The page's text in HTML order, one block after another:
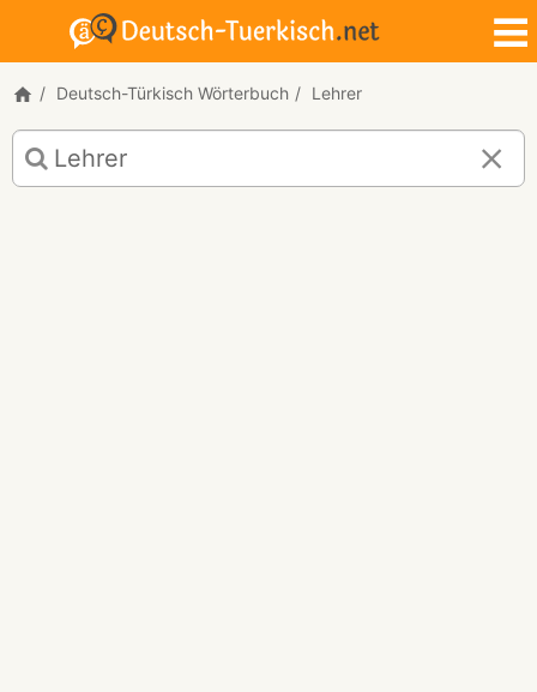
Deutsch-Türkisch Wörterbuch Lehrer
Deutsch-
Türkisch
Übersetzung